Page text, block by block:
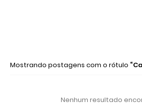
Mostrando postagens com o rótulo
Nenhum resultado